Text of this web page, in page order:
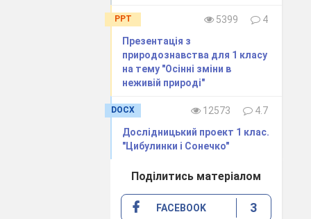
PPT 5399
4
Презентація з
природознавства для 1 класу
на тему "Осінні зміни в
неживій природі"
DOCX 12573
4.7
​Дослідницький проект 1 клас.
"Цибулинки і Сонечко"
Поділитись матеріалом
FACEBOOK 3